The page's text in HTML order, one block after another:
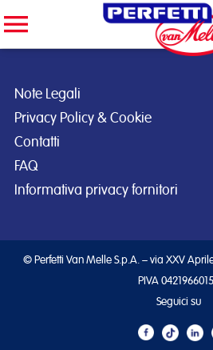
Note Legali
Privacy Policy & Cookie
Contatti
FAQ
Informativa privacy fornitori
© Perfetti Van Melle S.p.A. – via XXV
PIVA
Seguici su